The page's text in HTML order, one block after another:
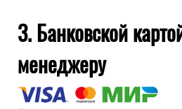
3. Банковской
менеджеру